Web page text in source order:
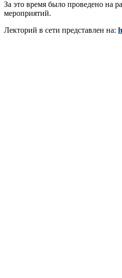
За это время было проведено на
мероприятий.
Лекторий в сети представлен на: